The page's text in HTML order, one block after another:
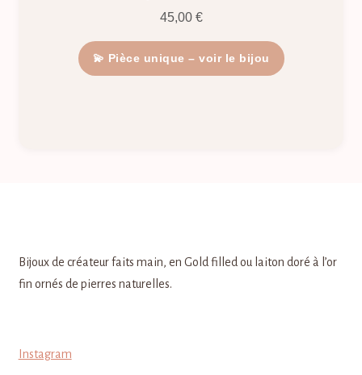
45,00 €
💫 Pièce unique – voir le bijou
Bijoux de créateur faits main, en Gold filled ou laiton doré à l’or
fin ornés de pierres naturelles.
Instagram